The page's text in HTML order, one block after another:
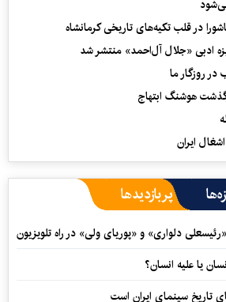
در قلب تکیه‌های تاریخی کرمانشاه
ادبی «جلال آل‌احمد» منتشر شد
روزگار ما
هوشنگ ابتهاج
ایران
پربازدیدها
دلواری» و «پوریای ولی» در راه تلویزیون
یا علیه انسان؟
تاریخ سینمای ایران است